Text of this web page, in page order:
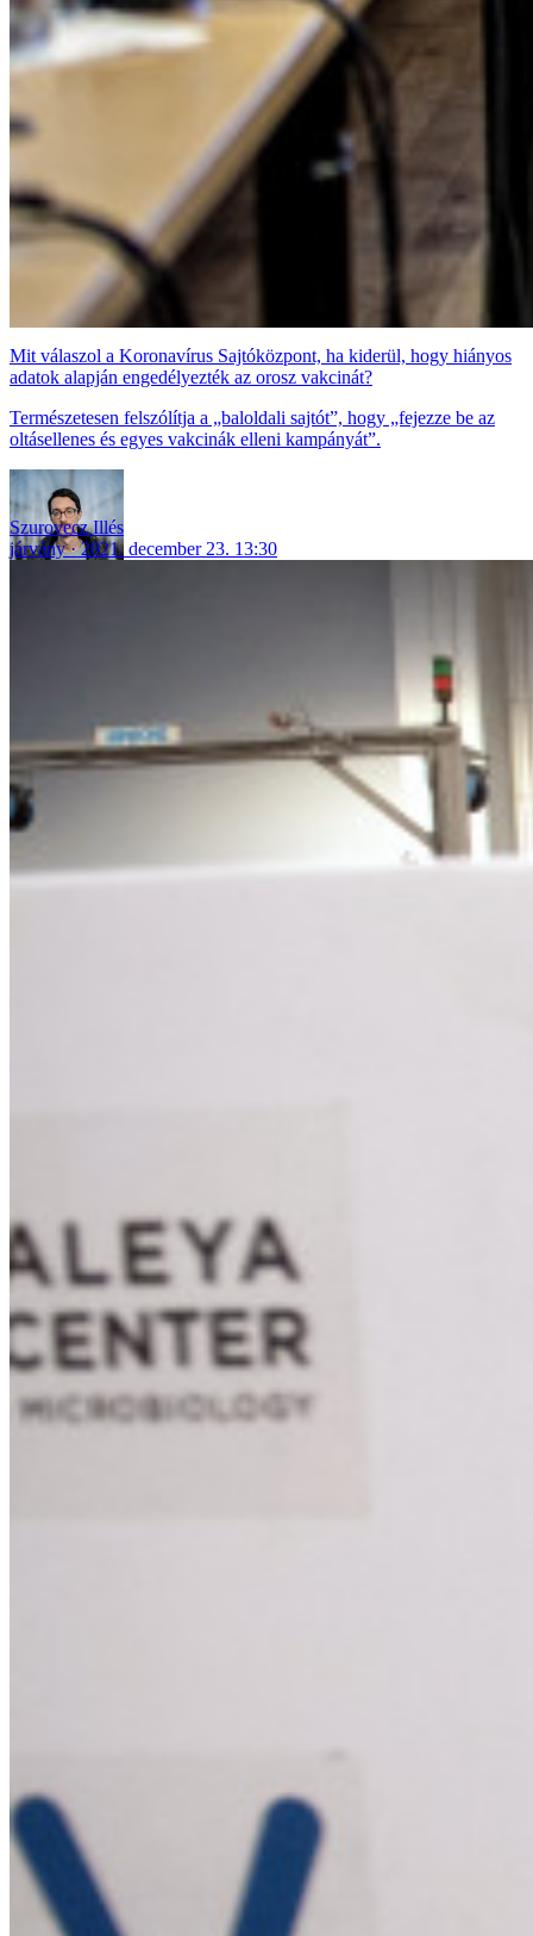
Mit válaszol a Koronavírus Sajtóközpont, ha kiderül, hogy hiányos
adatok alapján engedélyezték az orosz vakcinát?
Természetesen felszólítja a „baloldali sajtót”, hogy „fejezze be az
oltásellenes és egyes vakcinák elleni kampányát”.
Szurovecz Illés
járvány
2021. december 23. 13:30